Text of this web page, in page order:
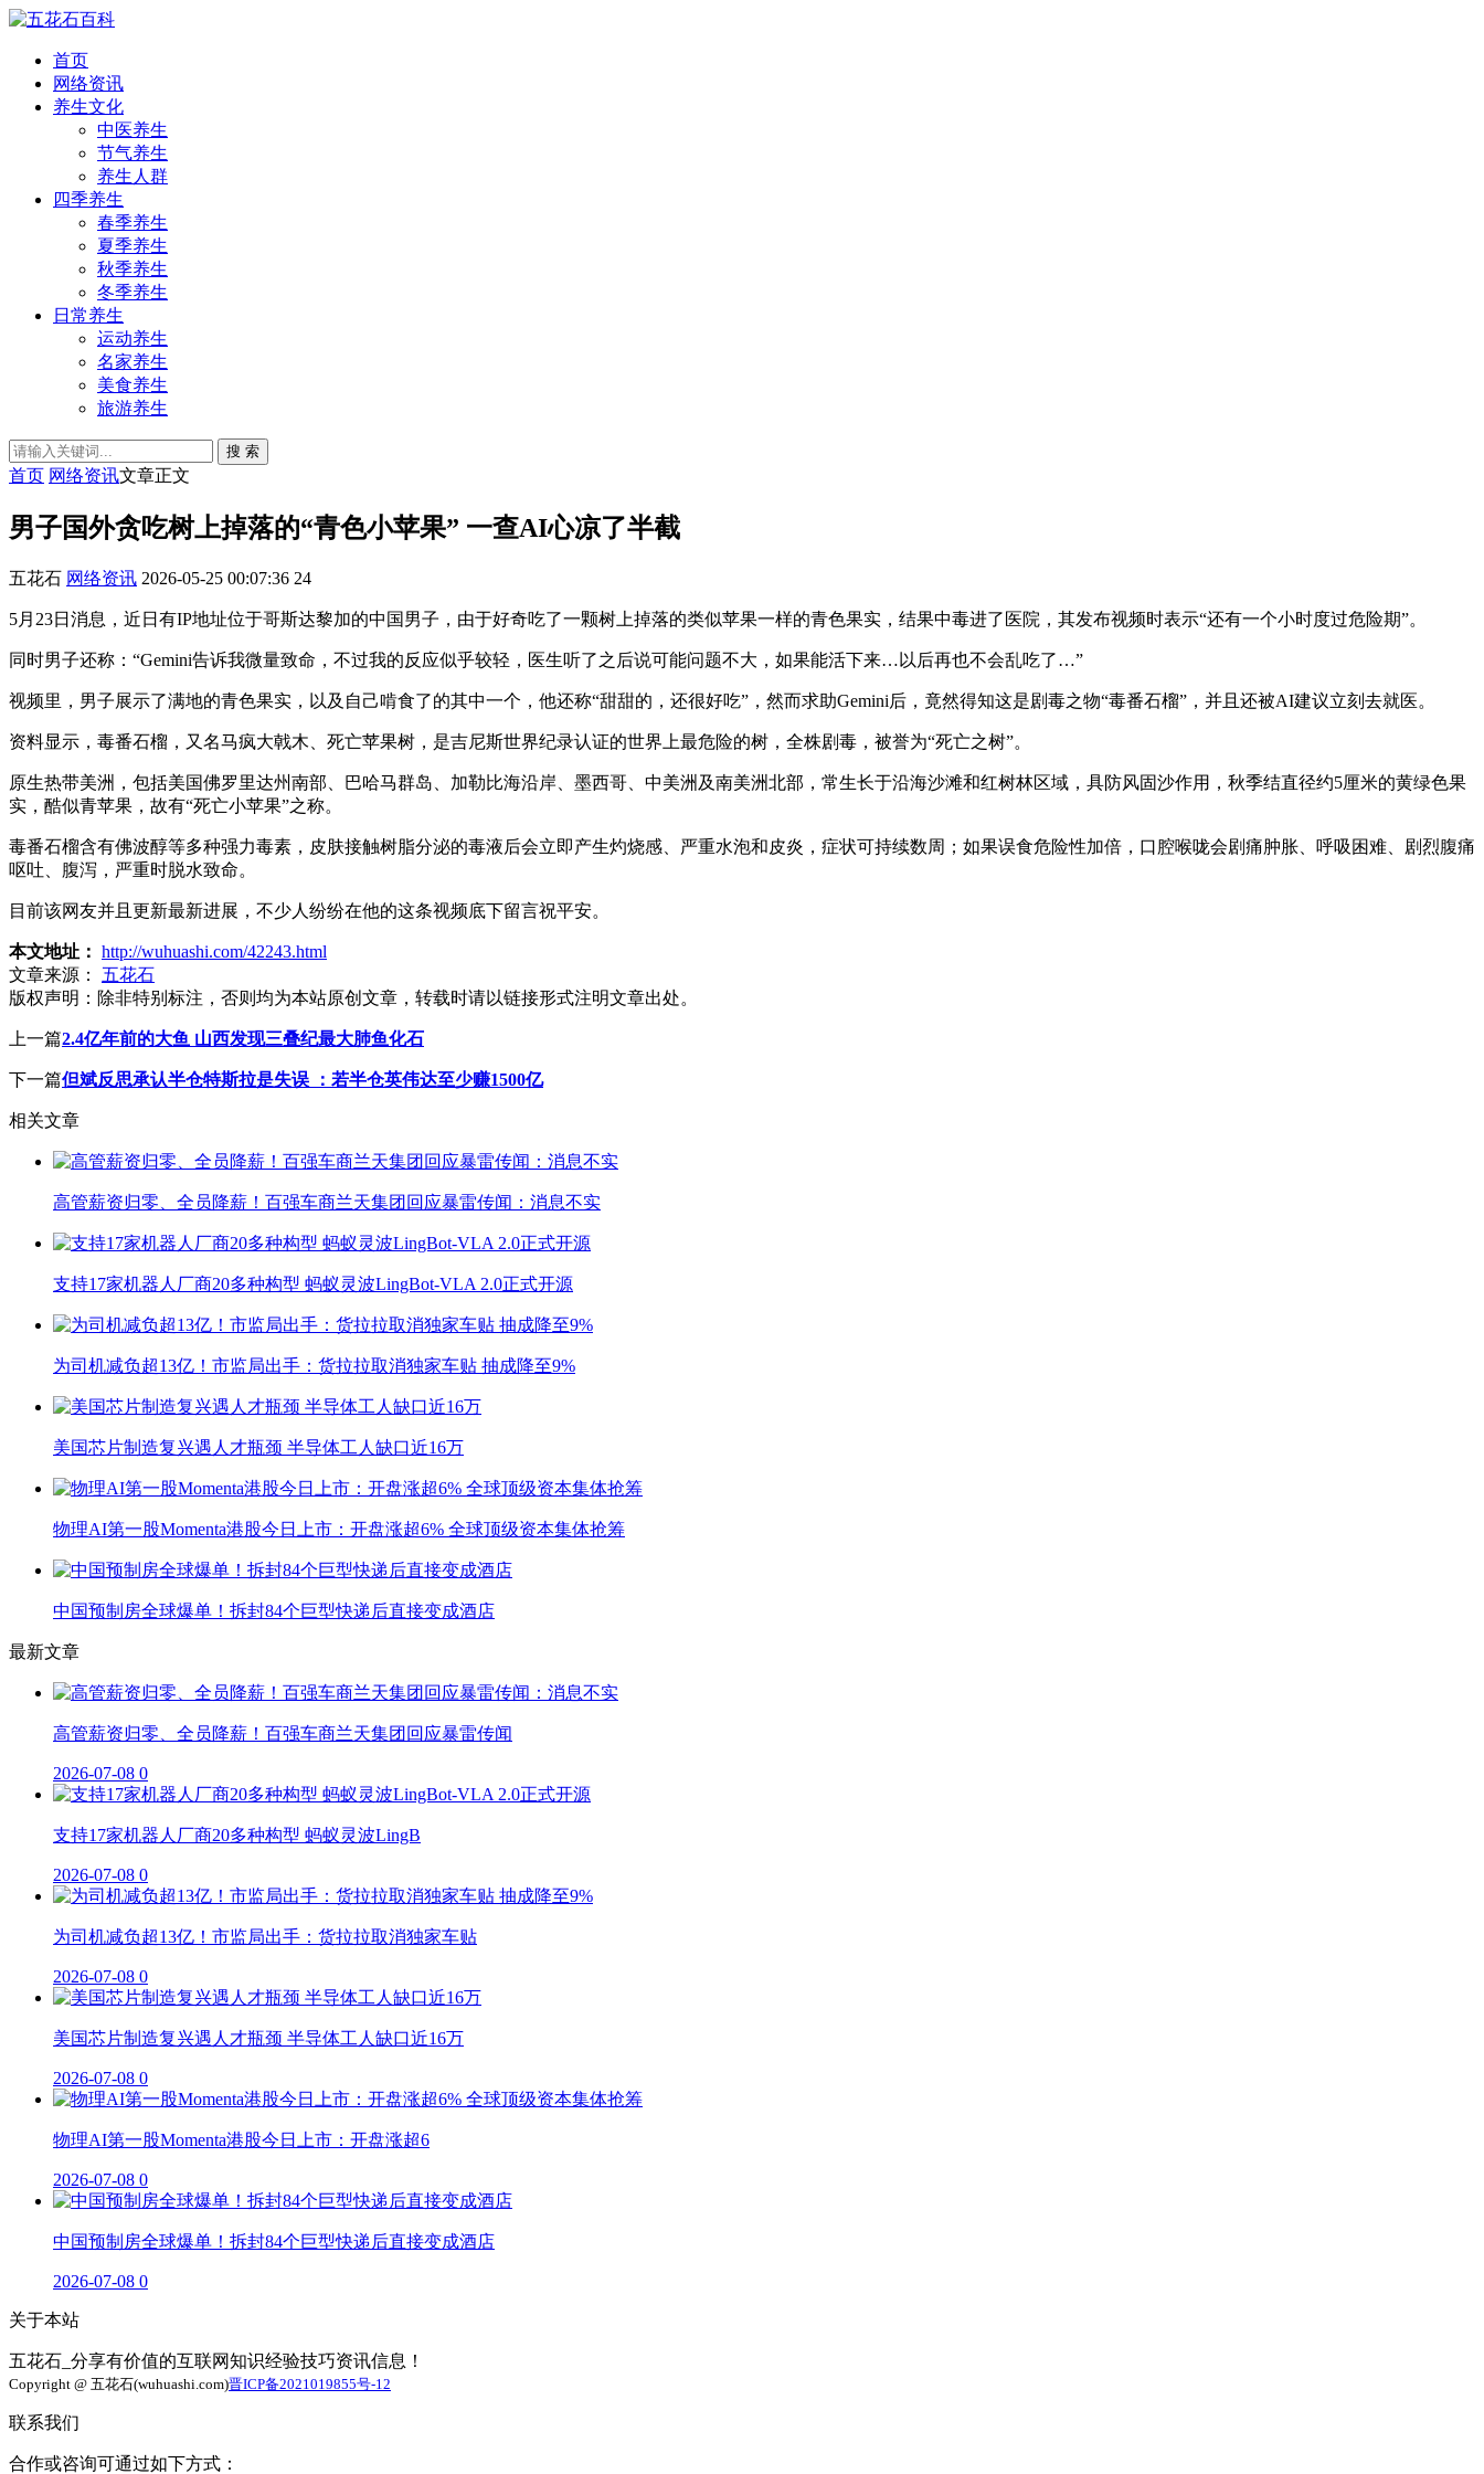
首页
网络资讯
养生文化
中医养生
节气养生
养生人群
四季养生
春季养生
夏季养生
秋季养生
冬季养生
日常养生
运动养生
名家养生
美食养生
旅游养生
搜 索
首页 网络资讯文章正文
男子国外贪吃树上掉落的“青色小苹果” 一查AI心凉了半截
五花石 网络资讯 2026-05-25 00:07:36 24
5月23日消息，近日有IP地址位于哥斯达黎加的中国男子，由于好奇吃了一颗树上掉落的类似苹果一样的青色果实，结果中毒进了医院，其发布视频时表示“还有一个小时度过危险期”。
同时男子还称：“Gemini告诉我微量致命，不过我的反应似乎较轻，医生听了之后说可能问题不大，如果能活下来…以后再也不会乱吃了…”
视频里，男子展示了满地的青色果实，以及自己啃食了的其中一个，他还称“甜甜的，还很好吃”，然而求助Gemini后，竟然得知这是剧毒之物“毒番石榴”，并且还被AI建议立刻去就医。
资料显示，毒番石榴，又名马疯大戟木、死亡苹果树，是吉尼斯世界纪录认证的世界上最危险的树，全株剧毒，被誉为“死亡之树”。
原生热带美洲，包括美国佛罗里达州南部、巴哈马群岛、加勒比海沿岸、墨西哥、中美洲及南美洲北部，常生长于沿海沙滩和红树林区域，具防风固沙作用，秋季结直径约5厘米的黄绿色果
实，酷似青苹果，故有“死亡小苹果”之称。
毒番石榴含有佛波醇等多种强力毒素，皮肤接触树脂分泌的毒液后会立即产生灼烧感、严重水泡和皮炎，症状可持续数周；如果误食危险性加倍，口腔喉咙会剧痛肿胀、呼吸困难、剧烈腹痛
呕吐、腹泻，严重时脱水致命。
目前该网友并且更新最新进展，不少人纷纷在他的这条视频底下留言祝平安。
本文地址： http://wuhuashi.com/42243.html
文章来源：
五花石
版权声明： 除非特别标注，否则均为本站原创文章，转载时请以链接形式注明文章出处。
上一篇2.4亿年前的大鱼 山西发现三叠纪最大肺鱼化石
下一篇但斌反思承认半仓特斯拉是失误 ：若半仓英伟达至少赚1500亿
相关文章
高管薪资归零、全员降薪！百强车商兰天集团回应暴雷传闻：消息不实
支持17家机器人厂商20多种构型 蚂蚁灵波LingBot-VLA 2.0正式开源
为司机减负超13亿！市监局出手：货拉拉取消独家车贴 抽成降至9%
美国芯片制造复兴遇人才瓶颈 半导体工人缺口近16万
物理AI第一股Momenta港股今日上市：开盘涨超6% 全球顶级资本集体抢筹
中国预制房全球爆单！拆封84个巨型快递后直接变成酒店
最新文章
高管薪资归零、全员降薪！百强车商兰天集团回应暴雷传闻
2026-07-08 0
支持17家机器人厂商20多种构型 蚂蚁灵波LingB
2026-07-08 0
为司机减负超13亿！市监局出手：货拉拉取消独家车贴
2026-07-08 0
美国芯片制造复兴遇人才瓶颈 半导体工人缺口近16万
2026-07-08 0
物理AI第一股Momenta港股今日上市：开盘涨超6
2026-07-08 0
中国预制房全球爆单！拆封84个巨型快递后直接变成酒店
2026-07-08 0
关于本站
五花石_分享有价值的互联网知识经验技巧资讯信息！
Copyright @ 五花石(wuhuashi.com)晋ICP备2021019855号-12
联系我们
合作或咨询可通过如下方式：